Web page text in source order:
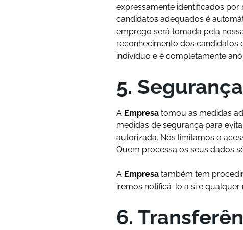
expressamente identificados
candidatos adequados é
emprego será tomada pela
reconhecimento dos candidatos
indivíduo e é completamente
5. Segurança
A Empresa tomou as medidas
medidas de segurança para
autorizada. Nós limitamos o
Quem processa os seus dados
A Empresa também tem
iremos notificá-lo a si e
6.